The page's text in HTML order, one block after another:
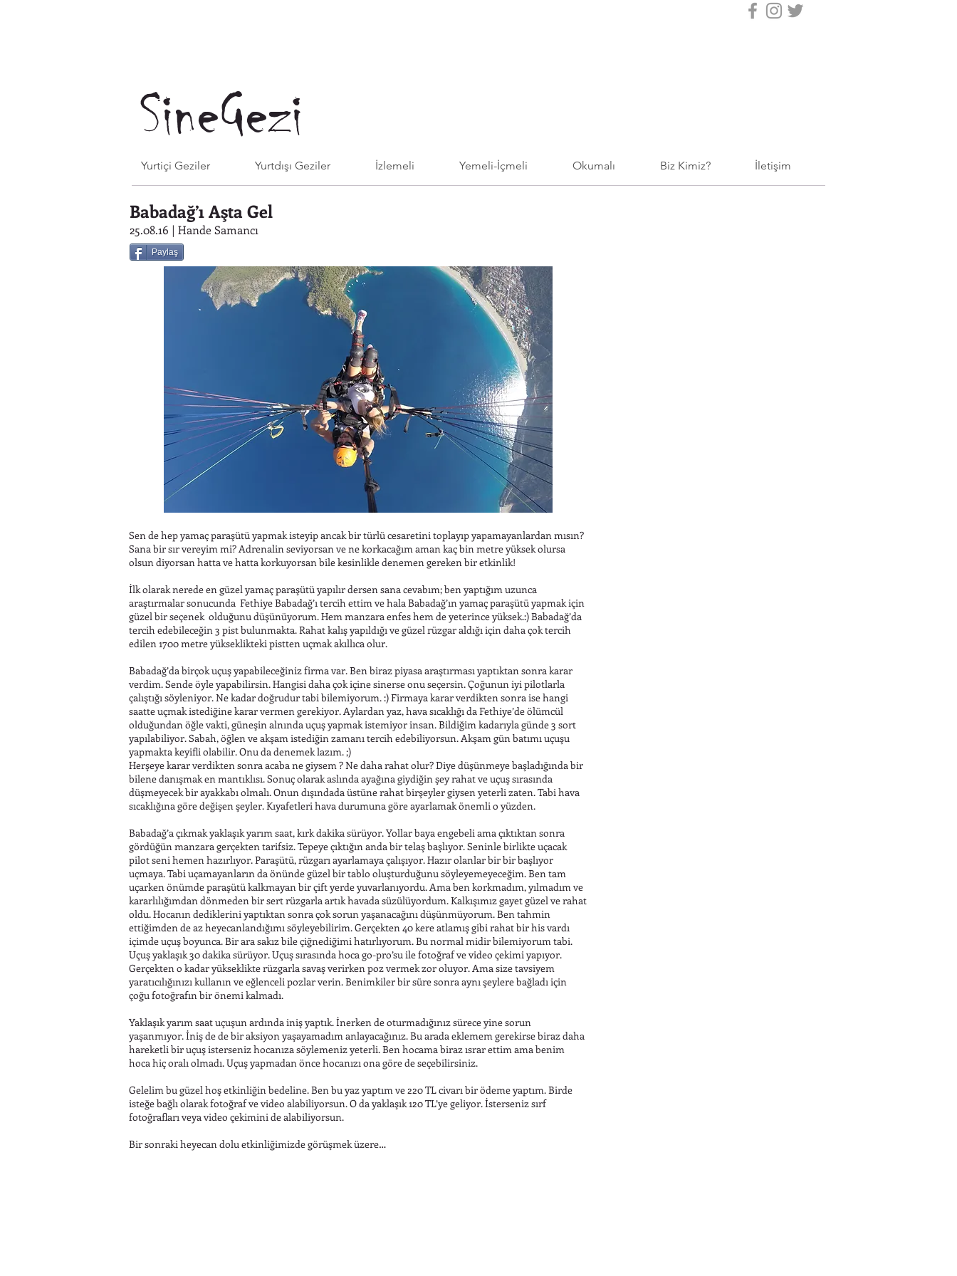
SineGezi
Yurtiçi Geziler Yurtdışı Geziler İzlemeli Yemeli-İçmeli Okumalı Biz Kimiz? İletişim
Babadağ’ı Aşta Gel
25.08.16 | Hande Samancı
Paylaş
Sen de hep yamaç paraşütü yapmak isteyip ancak bir türlü cesaretini toplayıp yapamayanlardan mısın?
Sana bir sır vereyim mi? Adrenalin seviyorsan ve ne korkacağım aman kaç bin metre yüksek olursa
olsun diyorsan hatta ve hatta korkuyorsan bile kesinlikle denemen gereken bir etkinlik!
İlk olarak nerede en güzel yamaç paraşütü yapılır dersen sana cevabım; ben yaptığım uzunca
araştırmalar sonucunda Fethiye Babadağ’ı tercih ettim ve hala Babadağ’ın yamaç paraşütü yapmak için
güzel bir seçenek olduğunu düşünüyorum. Hem manzara enfes hem de yeterince yüksek.:) Babadağ’da
tercih edebileceğin 3 pist bulunmakta. Rahat kalış yapıldığı ve güzel rüzgar aldığı için daha çok tercih
edilen 1700 metre yükseklikteki pistten uçmak akıllıca olur.
Babadağ’da birçok uçuş yapabileceğiniz firma var. Ben biraz piyasa araştırması yaptıktan sonra karar
verdim. Sende öyle yapabilirsin. Hangisi daha çok içine sinerse onu seçersin. Çoğunun iyi pilotlarla
çalıştığı söyleniyor. Ne kadar doğrudur tabi bilemiyorum. :) Firmaya karar verdikten sonra ise hangi
saatte uçmak istediğine karar vermen gerekiyor. Aylardan yaz, hava sıcaklığı da Fethiye’de ölümcül
olduğundan öğle vakti, güneşin alnında uçuş yapmak istemiyor insan. Bildiğim kadarıyla günde 3 sort
yapılabiliyor. Sabah, öğlen ve akşam istediğin zamanı tercih edebiliyorsun. Akşam gün batımı uçuşu
yapmakta keyifli olabilir. Onu da denemek lazım. ;)
Herşeye karar verdikten sonra acaba ne giysem ? Ne daha rahat olur? Diye düşünmeye başladığında bir
bilene danışmak en mantıklısı. Sonuç olarak aslında ayağına giydiğin şey rahat ve uçuş sırasında
düşmeyecek bir ayakkabı olmalı. Onun dışındada üstüne rahat birşeyler giysen yeterli zaten. Tabi hava
sıcaklığına göre değişen şeyler. Kıyafetleri hava durumuna göre ayarlamak önemli o yüzden.
Babadağ’a çıkmak yaklaşık yarım saat, kırk dakika sürüyor. Yollar baya engebeli ama çıktıktan sonra
gördüğün manzara gerçekten tarifsiz. Tepeye çıktığın anda bir telaş başlıyor. Seninle birlikte uçacak
pilot seni hemen hazırlıyor. Paraşütü, rüzgarı ayarlamaya çalışıyor. Hazır olanlar bir bir başlıyor
uçmaya. Tabi uçamayanların da önünde güzel bir tablo oluşturduğunu söyleyemeyeceğim. Ben tam
uçarken önümde paraşütü kalkmayan bir çift yerde yuvarlanıyordu. Ama ben korkmadım, yılmadım ve
kararlılığımdan dönmeden bir sert rüzgarla artık havada süzülüyordum. Kalkışımız gayet güzel ve rahat
oldu. Hocanın dediklerini yaptıktan sonra çok sorun yaşanacağını düşünmüyorum. Ben tahmin
ettiğimden de az heyecanlandığımı söyleyebilirim. Gerçekten 40 kere atlamış gibi rahat bir his vardı
içimde uçuş boyunca. Bir ara sakız bile çiğnediğimi hatırlıyorum. Bu normal midir bilemiyorum tabi.
Uçuş yaklaşık 30 dakika sürüyor. Uçuş sırasında hoca go-pro’su ile fotoğraf ve video çekimi yapıyor.
Gerçekten o kadar yükseklikte rüzgarla savaş verirken poz vermek zor oluyor. Ama size tavsiyem
yaratıcılığınızı kullanın ve eğlenceli pozlar verin. Benimkiler bir süre sonra aynı şeylere bağladı için
çoğu fotoğrafın bir önemi kalmadı.
Yaklaşık yarım saat uçuşun ardında iniş yaptık. İnerken de oturmadığınız sürece yine sorun
yaşanmıyor. İniş de de bir aksiyon yaşayamadım anlayacağınız. Bu arada eklemem gerekirse biraz daha
hareketli bir uçuş isterseniz hocanıza söylemeniz yeterli. Ben hocama biraz ısrar ettim ama benim
hoca hiç oralı olmadı. Uçuş yapmadan önce hocanızı ona göre de seçebilirsiniz.
Gelelim bu güzel hoş etkinliğin bedeline. Ben bu yaz yaptım ve 220 TL civarı bir ödeme yaptım. Birde
isteğe bağlı olarak fotoğraf ve video alabiliyorsun. O da yaklaşık 120 TL’ye geliyor. İsterseniz sırf
fotoğrafları veya video çekimini de alabiliyorsun.
Bir sonraki heyecan dolu etkinliğimizde görüşmek üzere…